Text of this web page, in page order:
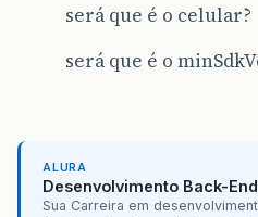
será que é o celular?
será que é o
ALURA
Desenvolvimento Back-
Sua Carreira em